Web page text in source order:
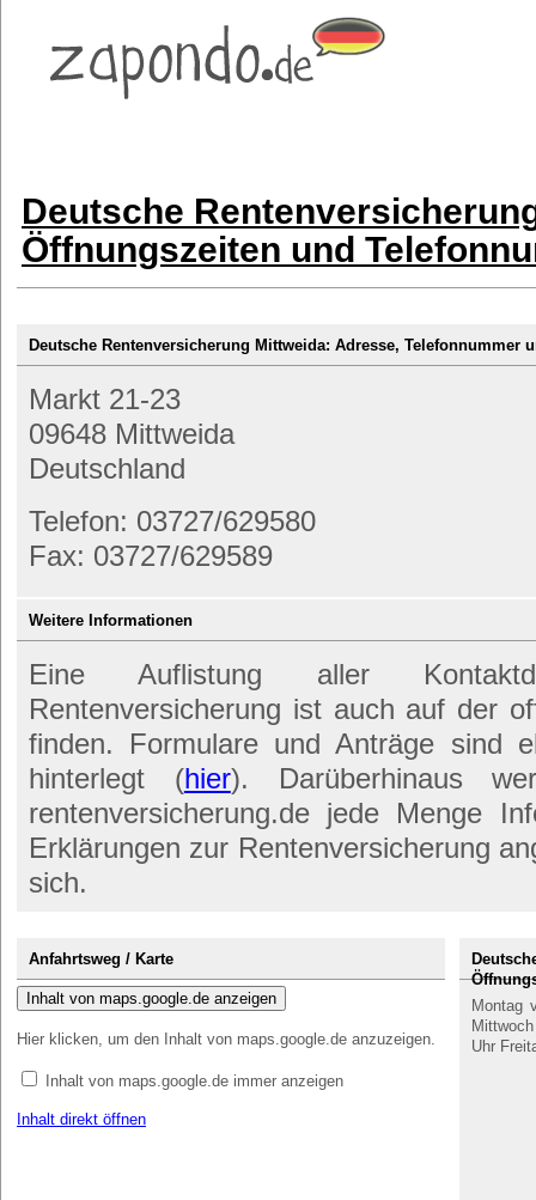
Deutsche
Öffnungszeiten und
Deutsche Rentenversicherung Mittweida: Adresse, Telefonnummer
Markt 21-23
09648 Mittweida
Deutschland
Telefon: 03727/629580
Fax: 03727/629589
Weitere Informationen
Eine Auflistung aller
Rentenversicherung ist auch auf der
finden. Formulare und Anträge sind
hinterlegt (hier). Darüberhinaus
rentenversicherung.de jede Menge
Erklärungen zur Rentenversicherung
sich.
Anfahrtsweg / Karte
Inhalt von maps.google.de anzeigen
Hier klicken, um den Inhalt von maps.google.de anzuzeigen.
Inhalt von maps.google.de immer anzeigen
Inhalt direkt öffnen
Montag
Uhr